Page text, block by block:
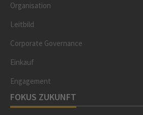
Organisation
Leitbild
Corporate Governance
Einkauf
Engagement
FOKUS ZUKUNFT